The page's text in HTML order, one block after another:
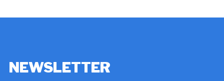
NEWSLETTER